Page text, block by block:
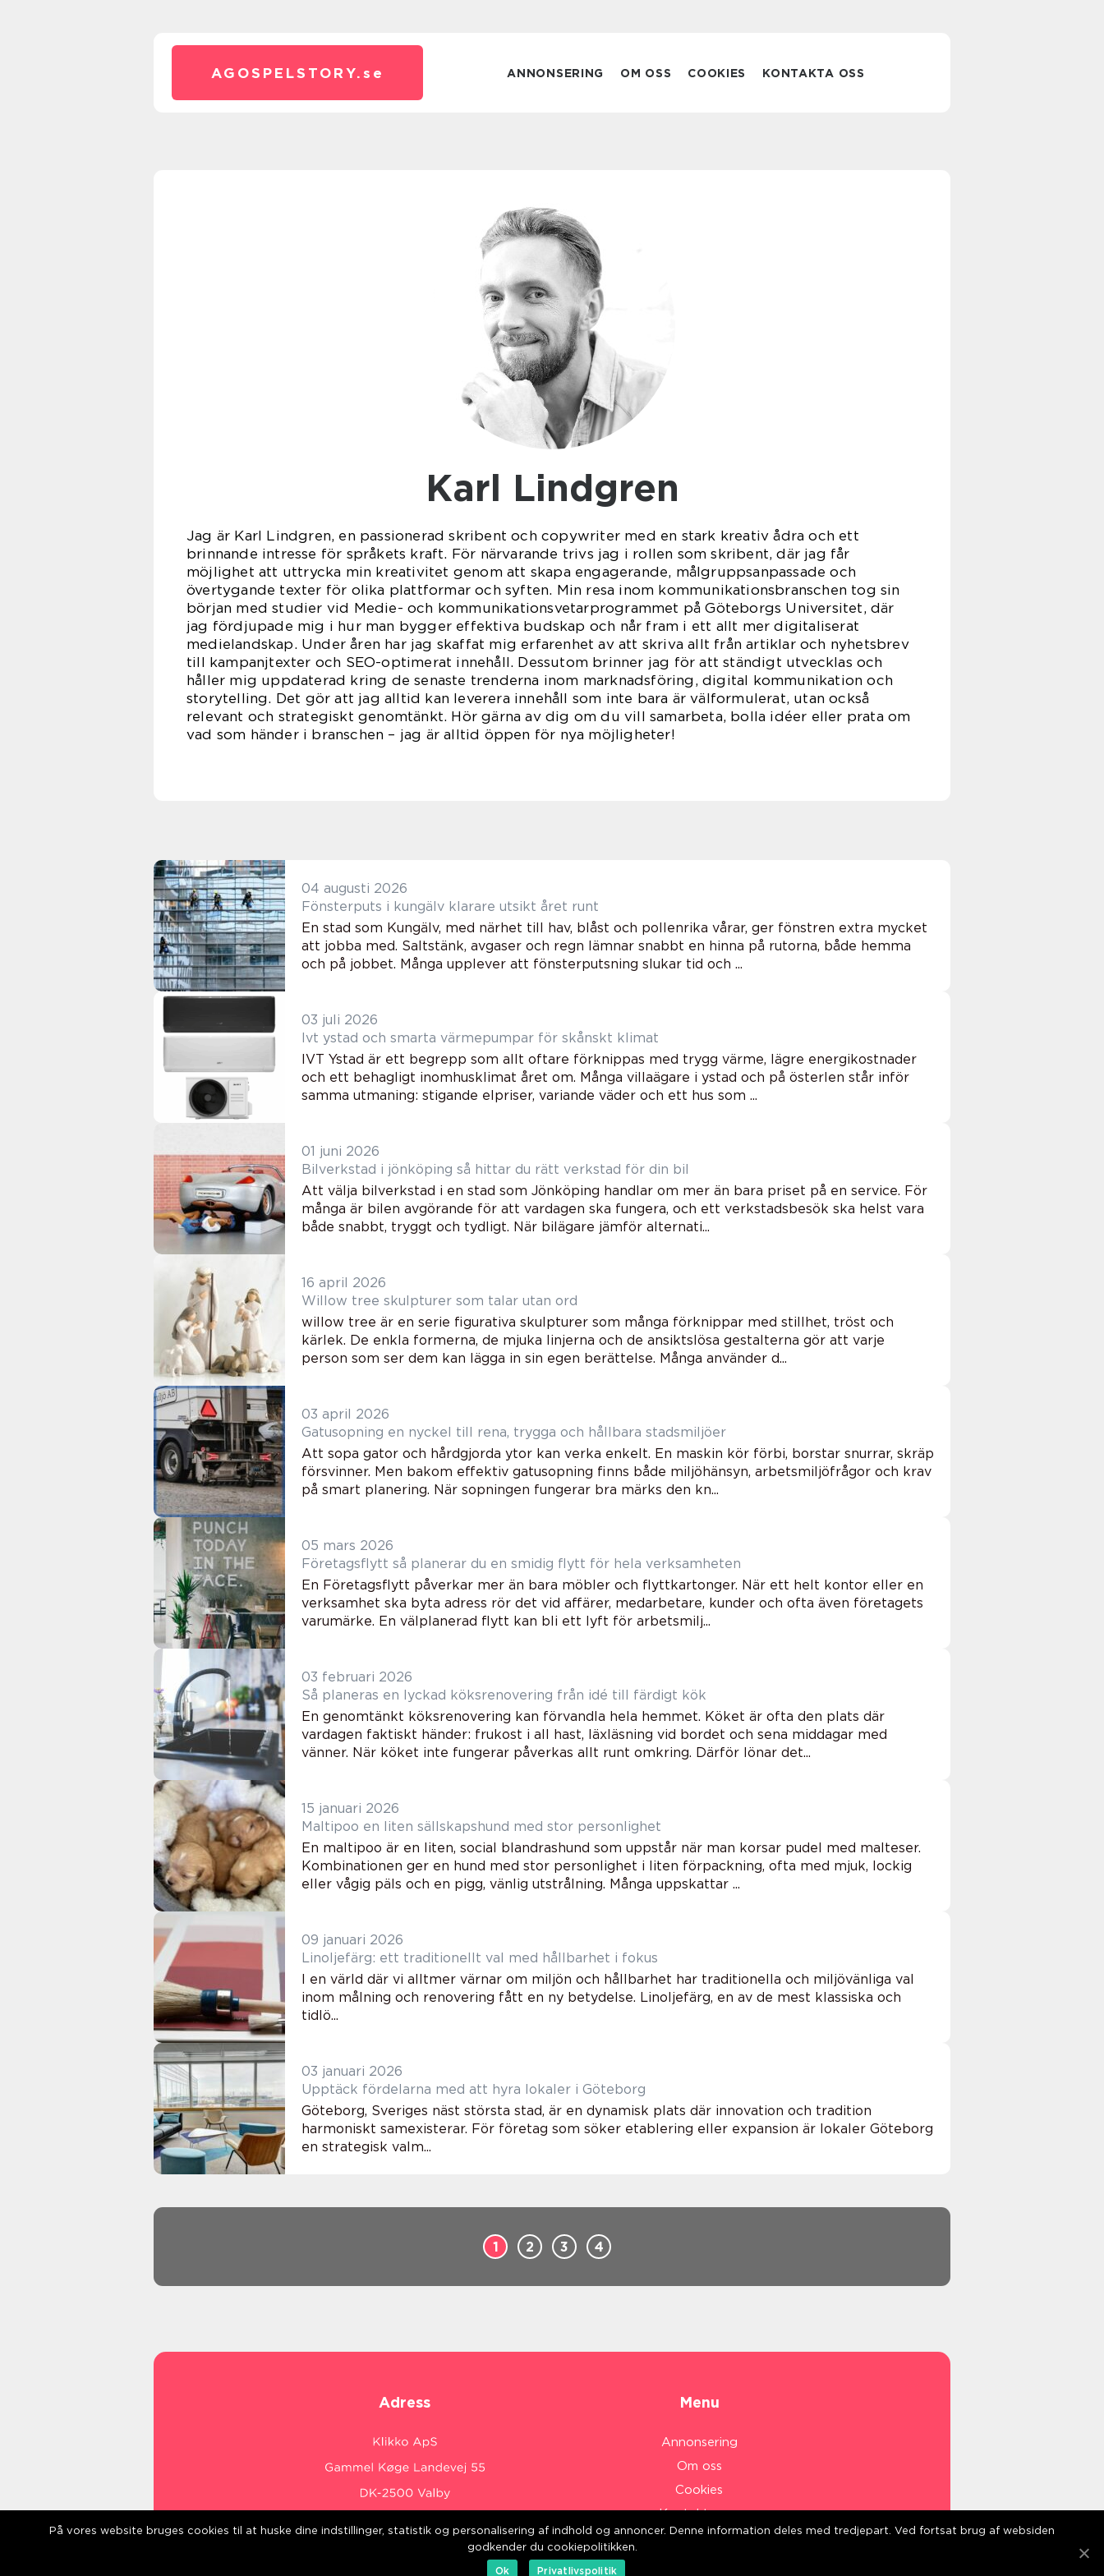
AGOSPELSTORY. se ANNONSERING OM OSS COOKIES KONTAKTA OSS
Karl Lindgren
Jag är Karl Lindgren, en passionerad skribent och copywriter med en stark kreativ ådra och ett
brinnande intresse för språkets kraft. För närvarande trivs jag i rollen som skribent, där jag får
möjlighet att uttrycka min kreativitet genom att skapa engagerande, målgruppsanpassade och
övertygande texter för olika plattformar och syften. Min resa inom kommunikationsbranschen tog sin
början med studier vid Medie- och kommunikationsvetarprogrammet på Göteborgs Universitet, där
jag fördjupade mig i hur man bygger effektiva budskap och når fram i ett allt mer digitaliserat
medielandskap. Under åren har jag skaffat mig erfarenhet av att skriva allt från artiklar och nyhetsbrev
till kampanjtexter och SEO-optimerat innehåll. Dessutom brinner jag för att ständigt utvecklas och
håller mig uppdaterad kring de senaste trenderna inom marknadsföring, digital kommunikation och
storytelling. Det gör att jag alltid kan leverera innehåll som inte bara är välformulerat, utan också
relevant och strategiskt genomtänkt. Hör gärna av dig om du vill samarbeta, bolla idéer eller prata om
vad som händer i branschen – jag är alltid öppen för nya möjligheter!
04 augusti 2026
Fönsterputs i kungälv klarare utsikt året runt
En stad som Kungälv, med närhet till hav, blåst och pollenrika vårar, ger fönstren extra mycket
att jobba med. Saltstänk, avgaser och regn lämnar snabbt en hinna på rutorna, både hemma
och på jobbet. Många upplever att fönsterputsning slukar tid och ...
03 juli 2026
Ivt ystad och smarta värmepumpar för skånskt klimat
IVT Ystad är ett begrepp som allt oftare förknippas med trygg värme, lägre energikostnader
och ett behagligt inomhusklimat året om. Många villaägare i ystad och på österlen står inför
samma utmaning: stigande elpriser, variande väder och ett hus som ...
01 juni 2026
Bilverkstad i jönköping så hittar du rätt verkstad för din bil
Att välja bilverkstad i en stad som Jönköping handlar om mer än bara priset på en service. För
många är bilen avgörande för att vardagen ska fungera, och ett verkstadsbesök ska helst vara
både snabbt, tryggt och tydligt. När bilägare jämför alternati...
16 april 2026
Willow tree skulpturer som talar utan ord
willow tree är en serie figurativa skulpturer som många förknippar med stillhet, tröst och
kärlek. De enkla formerna, de mjuka linjerna och de ansiktslösa gestalterna gör att varje
person som ser dem kan lägga in sin egen berättelse. Många använder d...
03 april 2026
Gatusopning en nyckel till rena, trygga och hållbara stadsmiljöer
Att sopa gator och hårdgjorda ytor kan verka enkelt. En maskin kör förbi, borstar snurrar, skräp
försvinner. Men bakom effektiv gatusopning finns både miljöhänsyn, arbetsmiljöfrågor och krav
på smart planering. När sopningen fungerar bra märks den kn...
05 mars 2026
Företagsflytt så planerar du en smidig flytt för hela verksamheten
En Företagsflytt påverkar mer än bara möbler och flyttkartonger. När ett helt kontor eller en
verksamhet ska byta adress rör det vid affärer, medarbetare, kunder och ofta även företagets
varumärke. En välplanerad flytt kan bli ett lyft för arbetsmilj...
03 februari 2026
Så planeras en lyckad köksrenovering från idé till färdigt kök
En genomtänkt köksrenovering kan förvandla hela hemmet. Köket är ofta den plats där
vardagen faktiskt händer: frukost i all hast, läxläsning vid bordet och sena middagar med
vänner. När köket inte fungerar påverkas allt runt omkring. Därför lönar det...
15 januari 2026
Maltipoo en liten sällskapshund med stor personlighet
En maltipoo är en liten, social blandrashund som uppstår när man korsar pudel med malteser.
Kombinationen ger en hund med stor personlighet i liten förpackning, ofta med mjuk, lockig
eller vågig päls och en pigg, vänlig utstrålning. Många uppskattar ...
09 januari 2026
Linoljefärg: ett traditionellt val med hållbarhet i fokus
I en värld där vi alltmer värnar om miljön och hållbarhet har traditionella och miljövänliga val
inom målning och renovering fått en ny betydelse. Linoljefärg, en av de mest klassiska och
tidlö...
03 januari 2026
Upptäck fördelarna med att hyra lokaler i Göteborg
Göteborg, Sveriges näst största stad, är en dynamisk plats där innovation och tradition
harmoniskt samexisterar. För företag som söker etablering eller expansion är lokaler Göteborg
en strategisk valm...
1 2 3 4
Adress Menu
Annonsering
Om oss
Cookies
Kontakta oss
Sitemap
På vores website bruges cookies til at huske dine indstillinger, statistik og personalisering af indhold og annoncer. Denne information deles med tredjepart. Ved fortsat brug af websiden
godkender du cookiepolitikken.
Ok
Privatlivspolitik